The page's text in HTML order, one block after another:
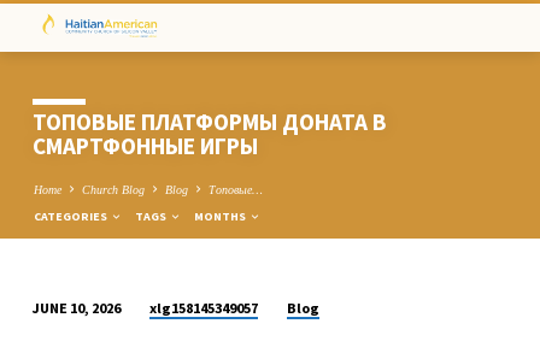
ТОПОВЫЕ ПЛАТФОРМЫ ДОНАТА В
СМАРТФОННЫЕ ИГРЫ
Home Church Blog Blog Топовые…
CATEGORIES TAGS MONTHS
JUNE 10, 2026 xlg158145349057 Blog